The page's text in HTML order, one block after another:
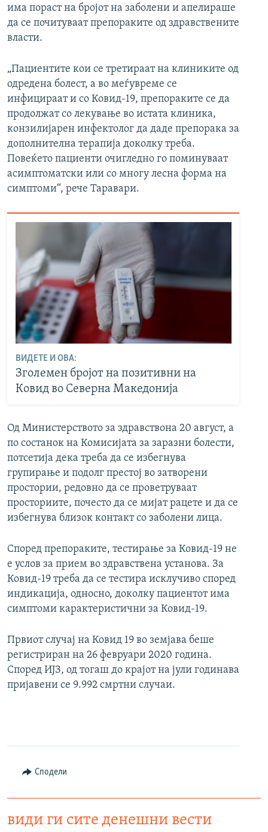
има пораст на бројот на заболени и апелираше
да се почитуваат препораките од здравствените
власти.
„Пациентите кои се третираат на клиниките од
одредена болест, а во меѓувреме се
инфицираат и со Ковид-19, препораките се да
продолжат со лекување во истата клиника,
конзилијарен инфектолог да даде препорака за
дополнителна терапија доколку треба.
Повеќето пациенти очигледно го поминуваат
асимптоматски или со многу лесна форма на
симптоми“, рече Таравари.
ВИДЕТЕ И ОВА:
Зголемен бројот на позитивни на
Ковид во Северна Македонија
Од Министерството за здравствона 20 август, а
по состанок на Комисијата за заразни болести,
потсетија дека треба да се избегнува
групирање и подолг престој во затворени
простории, редовно да се проветруваат
просториите, почесто да се мијат рацете и да се
избегнува близок контакт со заболени лица.
Според препораките, тестирање за Ковид-19 не
е услов за прием во здравствена установа. За
Ковид-19 треба да се тестира исклучиво според
индикација, односно, доколку пациентот има
симптоми карактеристични за Ковид-19.
Првиот случај на Ковид 19 во земјава беше
регистриран на 26 февруари 2020 година.
Според ИЈЗ, од тогаш до крајот на јули годинава
пријавени се 9.992 смртни случаи.
Сподели
види ги сите денешни вести